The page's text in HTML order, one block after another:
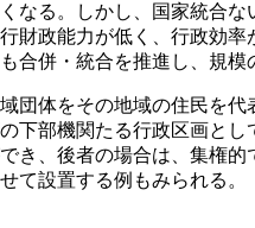
なる。しかし、国家統合
財政能力が低く、行政効
合併・統合を推進し、規
団体をその地域の住民を
下部機関たる行政区画と
き、後者の場合は、集権
て設置する例もみられる。